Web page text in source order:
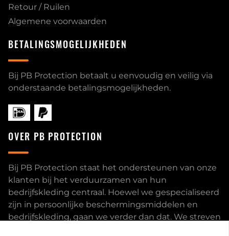
Retour / Ruilen
Algemene voorwaarden
BETALINGSMOGELIJKHEDEN
Bij PB Protection betaalt u eenvoudig en veilig via
onderstaande betalingsmogelijkheden.
OVER PB PROTECTION
Bij PB Protection staat het ondersteunen van onze
klanten bij het verduurzamen van hun
bedrijfskleding centraal. Hoewel we gespecialiseerd
zijn in persoonlijke beschermingsmiddelen en
bedrijfskleding, gaan we verder dan dat. We streven